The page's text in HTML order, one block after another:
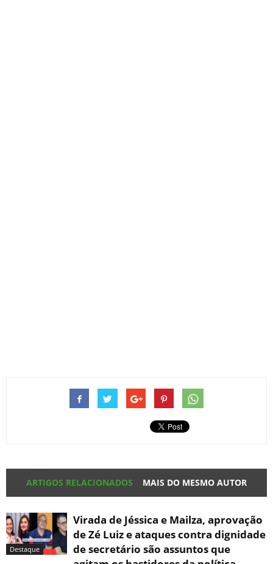
ARTIGOS RELACIONADOS MAIS DO MESMO AUTOR
Destaque
Virada de Jéssica e Mailza, aprovação
de Zé Luiz e ataques contra dignidade
de secretário são assuntos que